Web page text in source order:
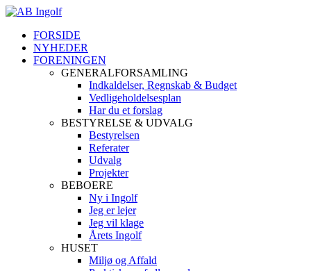
FORSIDE
NYHEDER
FORENINGEN
GENERALFORSAMLING
Indkaldelser, Regnskab & Budget
Vedligeholdelsesplan
Har du et forslag
BESTYRELSE & UDVALG
Bestyrelsen
Referater
Udvalg
Projekter
BEBOERE
Ny i Ingolf
Jeg er lejer
Jeg vil klage
Årets Ingolf
HUSET
Miljø og Affald